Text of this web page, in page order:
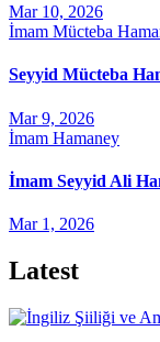
Mar 10, 2026
İmam Mücteba
Seyyid Mücteba
Mar 9, 2026
İmam Hamaney
İmam Seyyid Ali
Mar 1, 2026
Latest